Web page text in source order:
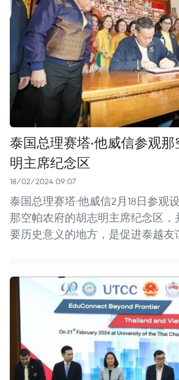
泰国总理赛塔·他威信参观
明主席纪念区
18/02/2024 09:07
泰国总理赛塔·他威信2月18日参观
那空帕农府的胡志明主席纪念区，
要历史意义的地方，是促进泰越友